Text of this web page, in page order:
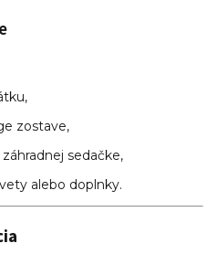
zostave,
sedačke,
alebo doplnky.